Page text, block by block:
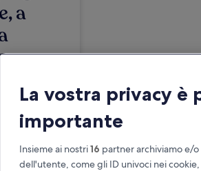
a
La vostra privacy è
importante
Insieme ai nostri16 partner archiviamo e/
dell'utente, come gli ID univoci nei